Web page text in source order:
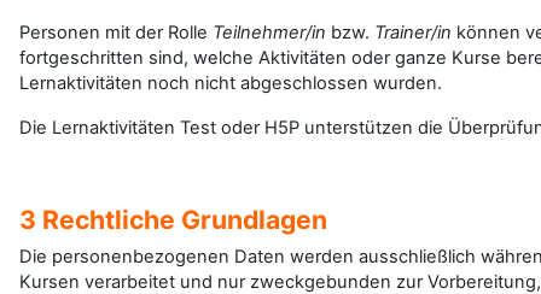
Personen mit der Rolle Teilnehmer/in bzw. Trainer/in können
fortgeschritten sind, welche Aktivitäten oder ganze Kurse
Lernaktivitäten noch nicht abgeschlossen wurden.
Die Lernaktivitäten Test oder H5P unterstützen die
3 Rechtliche Grundlagen
Die personenbezogenen Daten werden ausschließlich
Kursen verarbeitet und nur zweckgebunden zur